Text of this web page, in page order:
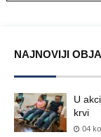
NAJNOVIJI
U
krvi
04